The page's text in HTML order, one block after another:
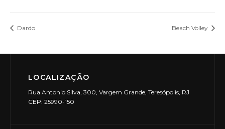
Dardo Beach Volley
LOCALIZAÇÃO
Rua Antonio Silva, 300, Vargem Grande, Teresópolis, RJ
CEP: 25990-150